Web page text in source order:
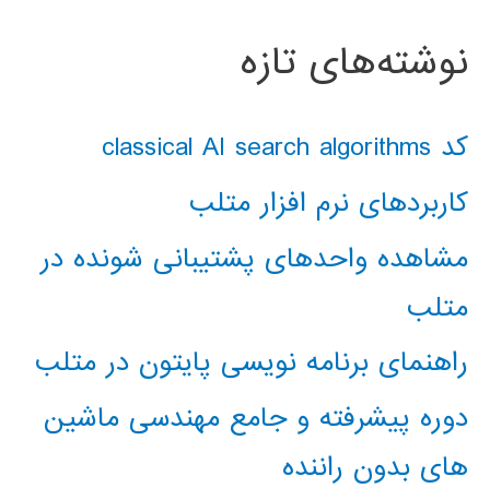
نوشته‌های تازه
کد classical AI search algorithms
کاربردهای نرم افزار متلب
مشاهده واحدهای پشتیبانی شونده در
متلب
راهنمای برنامه نویسی پایتون در متلب
دوره پیشرفته و جامع مهندسی ماشین
های بدون راننده